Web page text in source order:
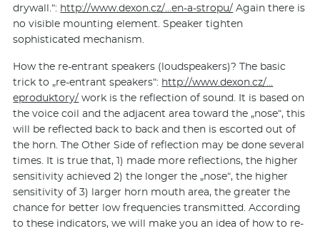
drywall.“: http://www.dexon.cz/…en-a-stropu/ Again there is
no visible mounting element. Speaker tighten
sophisticated mechanism.
How the re-entrant speakers (loudspeakers)? The basic
trick to „re-entrant speakers“: http://www.dexon.cz/…
eproduktory/ work is the reflection of sound. It is based on
the voice coil and the adjacent area toward the „nose“, this
will be reflected back to back and then is escorted out of
the horn. The Other Side of reflection may be done several
times. It is true that, 1) made more reflections, the higher
sensitivity achieved 2) the longer the „nose“, the higher
sensitivity of 3) larger horn mouth area, the greater the
chance for better low frequencies transmitted. According
to these indicators, we will make you an idea of ​​how to re-